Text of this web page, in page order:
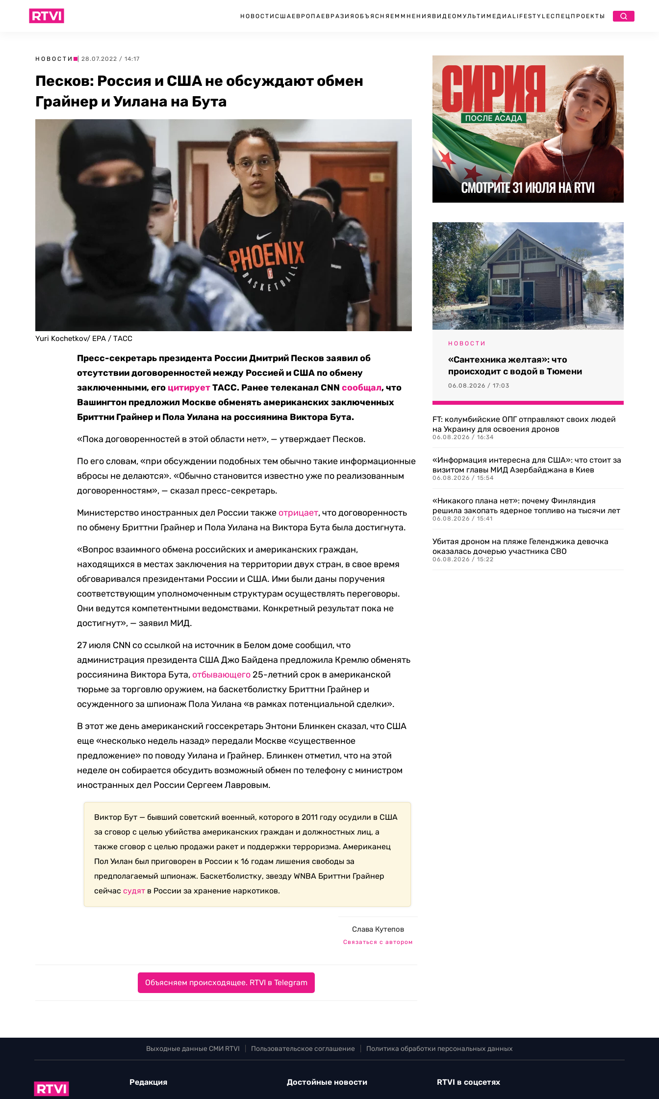
НОВОСТИ США ЕВРОПА ЕВРАЗИЯ ОБЪЯСНЯЕМ МНЕНИЯ ВИДЕО МУЛЬТИМЕДИА LIFESTYLEСПЕЦПРОЕКТЫ
НОВОСТИ | 28.07.2022 / 14:17
Песков: Россия и США не обсуждают обмен
Грайнер и Уилана на Бута
Yuri Kochetkov/ EPA / ТАСС
Пресс-секретарь президента России Дмитрий Песков заявил об
отсутствии договоренностей между Россией и США по обмену
заключенными, его цитируетТАСС. Ранее телеканал CNNсообщал, что
Вашингтон предложил Москве обменять американских заключенных
Бриттни Грайнер и Пола Уилана на россиянина Виктора Бута.
«Пока договоренностей в этой области нет», — утверждает Песков.
По его словам, «при обсуждении подобных тем обычно такие информационные
вбросы не делаются». «Обычно становится известно уже по реализованным
договоренностям», — сказал пресс-секретарь.
Министерство иностранных дел России также отрицает, что договоренность
по обмену Бриттни Грайнер и Пола Уилана на Виктора Бута была достигнута.
«Вопрос взаимного обмена российских и американских граждан,
находящихся в местах заключения на территории двух стран, в свое время
обговаривался президентами России и США. Ими были даны поручения
соответствующим уполномоченным структурам осуществлять переговоры.
Они ведутся компетентными ведомствами. Конкретный результат пока не
достигнут», — заявил МИД.
27 июля CNN со ссылкой на источник в Белом доме сообщил, что
администрация президента США Джо Байдена предложила Кремлю обменять
россиянина Виктора Бута, отбывающего25-летний срок в американской
тюрьме за торговлю оружием, на баскетболистку Бриттни Грайнер и
осужденного за шпионаж Пола Уилана «в рамках потенциальной сделки».
В этот же день американский госсекретарь Энтони Блинкен сказал, что США
еще «несколько недель назад» передали Москве «существенное
предложение» по поводу Уилана и Грайнер. Блинкен отметил, что на этой
неделе он собирается обсудить возможный обмен по телефону с министром
иностранных дел России Сергеем Лавровым.
Виктор Бут — бывший советский военный, которого в 2011 году осудили в США
за сговор с целью убийства американских граждан и должностных лиц, а
также сговор с целью продажи ракет и поддержки терроризма. Американец
Пол Уилан был приговорен в России к 16 годам лишения свободы за
предполагаемый шпионаж. Баскетболистку, звезду WNBA Бриттни Грайнер
сейчассудят в России за хранение наркотиков.
Слава Кутепов
Связаться с автором
Объясняем происходящее. RTVI в Telegram
НОВОСТИ
«Сантехника желтая»: что
происходит с водой в Тюмени
06.08.2026 / 17:03
FT: колумбийские ОПГ отправляют своих людей
на Украину для освоения дронов
06.08.2026 / 16:34
«Информация интересна для США»: что стоит за
визитом главы МИД Азербайджана в Киев
06.08.2026 / 15:54
«Никакого плана нет»: почему Финляндия
решила закопать ядерное топливо на тысячи лет
06.08.2026 / 15:41
Убитая дроном на пляже Геленджика девочка
оказалась дочерью участника СВО
06.08.2026 / 15:22
Выходные данные СМИ RTVI Пользовательское соглашение Политика обработки персональных данных
Редакция Достойные новости RTVI в соцсетях